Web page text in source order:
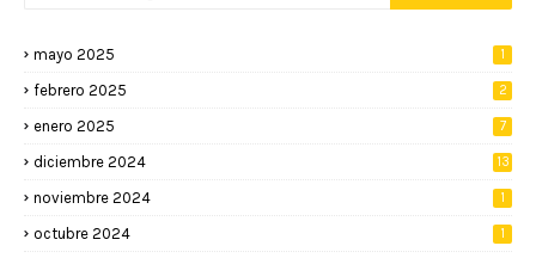
mayo 2025 1
febrero 2025 2
enero 2025 7
diciembre 2024 13
noviembre 2024 1
octubre 2024 1